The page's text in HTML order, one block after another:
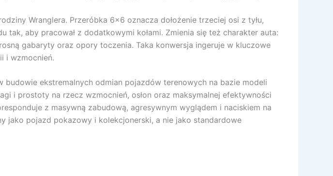
Wranglera. Przeróbka 6×6 oznacza dołożenie trzeciej osi z tyłu,
tak, aby pracował z dodatkowymi kołami. Zmienia się też charakter auta:
gabaryty oraz opory toczenia. Taka konwersja ingeruje w kluczowe
i wzmocnień.
ekstremalnych odmian pojazdów terenowych na bazie modeli
i prostoty na rzecz wzmocnień, osłon oraz maksymalnej efektywności
z masywną zabudową, agresywnym wyglądem i naciskiem na
jako pojazd pokazowy i kolekcjonerski, a nie jako standardowe